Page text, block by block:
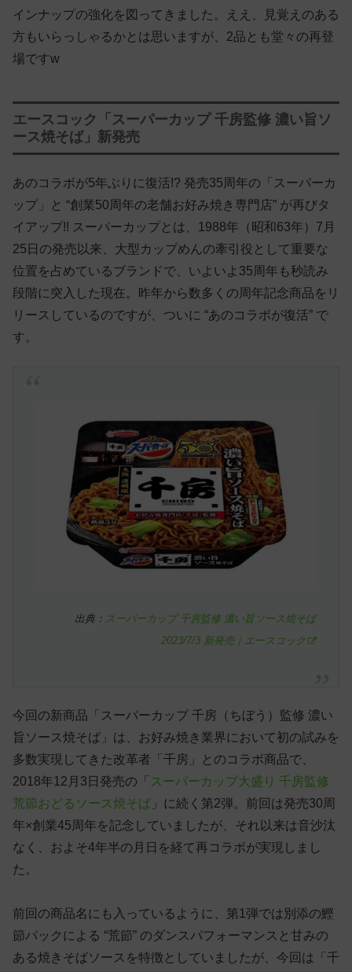
インナップの強化を図ってきました。ええ、見覚えのある
方もいらっしゃるかとは思いますが、2品とも堂々の再登
場ですw
エースコック「スーパーカップ 千房監修 濃い旨ソ
ース焼そば」新発売
あのコラボが5年ぶりに復活!? 発売35周年の「スーパーカ
ップ」と “創業50周年の老舗お好み焼き専門店” が再びタ
イアップ!! スーパーカップとは、1988年（昭和63年）7月
25日の発売以来、大型カップめんの牽引役として重要な
位置を占めているブランドで、いよいよ35周年も秒読み
段階に突入した現在。昨年から数多くの周年記念商品をリ
リースしているのですが、ついに “あのコラボが復活” で
す。
出典： スーパーカップ 千房監修 濃い旨ソース焼そば
2023/7/3 新発売｜エースコック
今回の新商品「スーパーカップ 千房（ちぼう）監修 濃い
旨ソース焼そば」は、お好み焼き業界において初の試みを
多数実現してきた改革者「千房」とのコラボ商品で、
2018年12月3日発売の「 スーパーカップ大盛り 千房監修
荒節おどるソース焼そば 」に続く第2弾。前回は発売30周
年×創業45周年を記念していましたが、それ以来は音沙汰
なく、およそ4年半の月日を経て再コラボが実現しまし
た。
前回の商品名にも入っているように、第1弾では別添の鰹
節パックによる “荒節” のダンスパフォーマンスと甘みの
ある焼きそばソースを特徴としていましたが、今回は「千